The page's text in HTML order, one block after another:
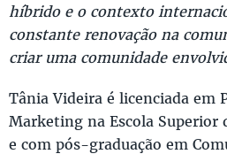
híbrido e o contexto
constante renovação na
criar uma comunidade
Tânia Videira é licenciada em
Marketing na Escola Superior
e com pós-graduação em